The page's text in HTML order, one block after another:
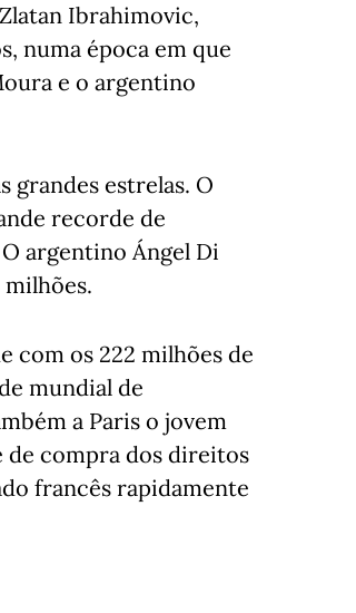
Ibrahimovic,
numa época em que
e o argentino
grandes estrelas. O
recorde de
argentino Ángel Di
com os 222 milhões de
mundial de
a Paris o jovem
de compra dos direitos
francês rapidamente